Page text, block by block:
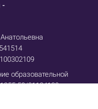
-
образовательной
50/01134139